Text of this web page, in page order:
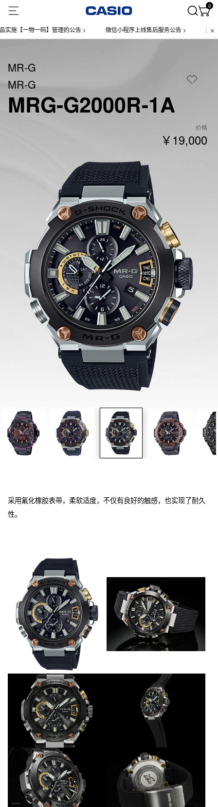
0
一物一码】管理的公告 > 微信小程序上线售后服务公告 > 关于部
MR-G
MR-G
MRG-G2000R-1A
价格
￥19,000
采用氟化橡胶表带，柔软适度，不仅有良好的触感，也实现了耐久
性。